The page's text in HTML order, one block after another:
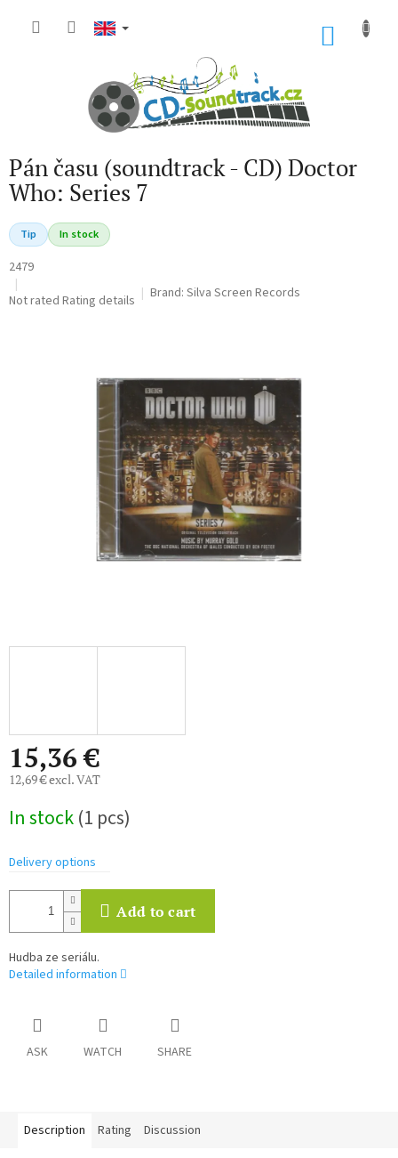
Pán času (soundtrack - CD) Doctor
Who: Series 7
Tip In stock
2479
The
Not rated Rating details Brand: Silva Screen Records
15,36 €
12,69 € excl. VAT
price:
In stock(1 pcs)
Delivery options
Add to cart
Hudba ze seriálu.
Detailed information
ASK WATCH SHARE
Description Rating Discussion